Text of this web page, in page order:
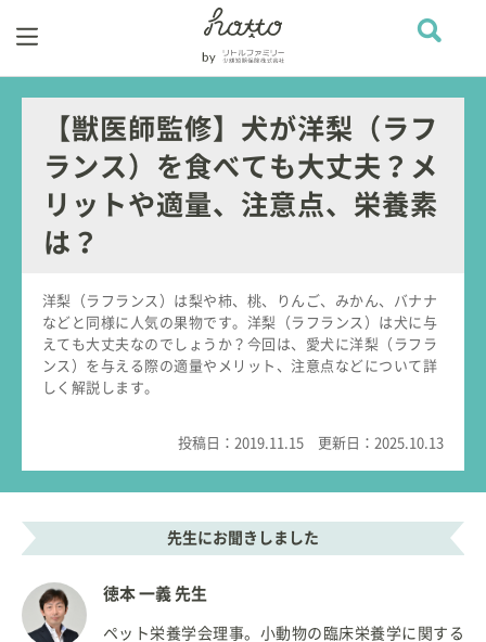
【獣医師監修】犬が洋梨（ラフ
ランス）を食べても大丈夫？メ
リットや適量、注意点、栄養素
は？
洋梨（ラフランス）は梨や柿、桃、りんご、みかん、バナナ
などと同様に人気の果物です。洋梨（ラフランス）は犬に与
えても大丈夫なのでしょうか？今回は、愛犬に洋梨（ラフラ
ンス）を与える際の適量やメリット、注意点などについて詳
しく解説します。
投稿日：2019.11.15 更新日：2025.10.13
先生にお聞きしました
徳本 一義 先生
ペット栄養学会理事。小動物の臨床栄養学に関する